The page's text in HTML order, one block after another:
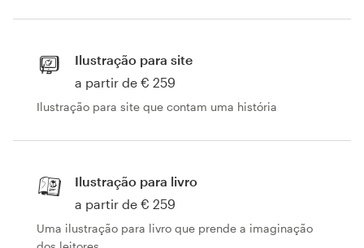
Ilustração para site
a partir de € 259
Ilustração para site que contam uma história
Ilustração para livro
a partir de € 259
Uma ilustração para livro que prende a imaginação
99designs Studio
99designs Pro
Quero
design